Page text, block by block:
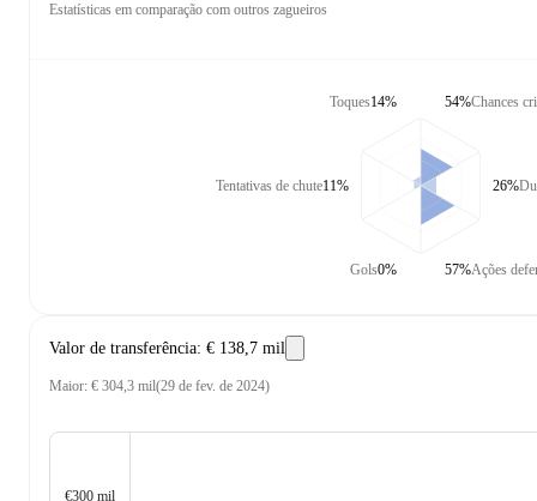
Estatísticas em comparação com outros zagueiros
Toques14%
Tentativas de chute11%
Gols0%
Chances
54%
26%
Ações
57%
Valor de transferência: € 138,7 mil
Maior: € 304,3 mil(29 de fev. de 2024)
€300 mil